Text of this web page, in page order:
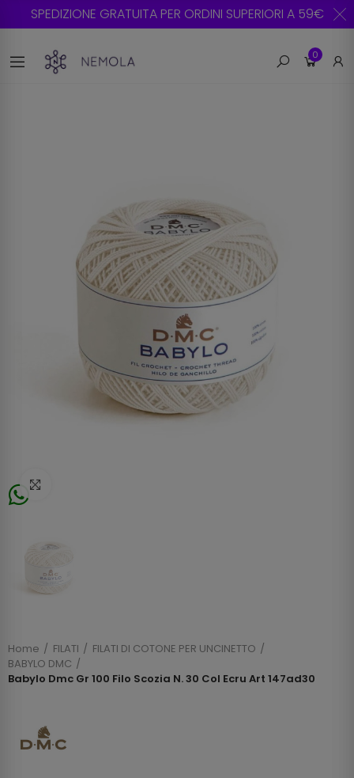
SPEDIZIONE GRATUITA PER ORDINI SUPERIORI A 59€
0
Home FILATI
FILATI DI COTONE PER UNCINETTO
BABYLO DMC
Babylo Dmc Gr 100 Filo Scozia N. 30 Col Ecru Art 147ad30